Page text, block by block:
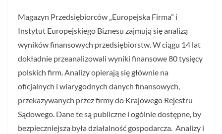
Magazyn Przedsiębiorców „Europejska Firma” i
Instytut Europejskiego Biznesu zajmują się analizą
wyników finansowych przedsiębiorstw. W ciągu 14 lat
dokładnie przeanalizowali wyniki finansowe 80 tysięcy
polskich firm. Analizy opierają się głównie na
oficjalnych i wiarygodnych danych finansowych,
przekazywanych przez firmy do Krajowego Rejestru
Sądowego. Dane te są publiczne i ogólnie dostępne, by
bezpieczniejsza była działalność gospodarcza. Analizy i